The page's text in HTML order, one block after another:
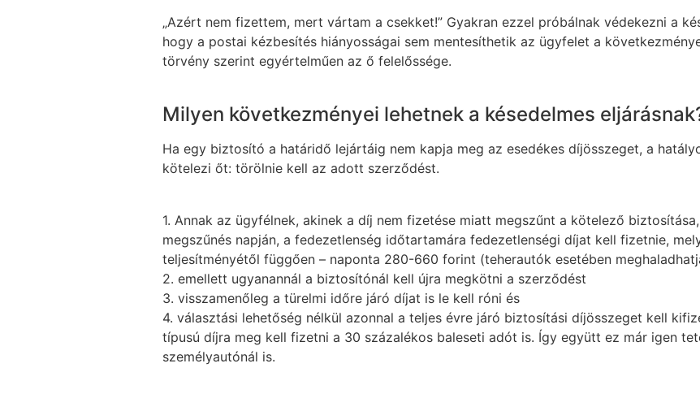
„Azért nem fizettem, mert vártam a csekket!” Gyakran ezzel próbálnak védekezni a
hogy a postai kézbesítés hiányosságai sem mentesíthetik az ügyfelet a
törvény szerint egyértelműen az ő felelőssége.
Milyen következményei lehetnek a késedelmes
Ha egy biztosító a határidő lejártáig nem kapja meg az esedékes díjösszeget, a
kötelezi őt: törölnie kell az adott szerződést.
1. Annak az ügyfélnek, akinek a díj nem fizetése miatt megszűnt a kötelező
megszűnés napján, a fedezetlenség időtartamára fedezetlenségi díjat kell fizetnie,
teljesítményétől függően – naponta 280-660 forint (teherautók esetében
2. emellett ugyanannál a biztosítónál kell újra megkötni a szerződést
3. visszamenőleg a türelmi időre járó díjat is le kell róni és
4. választási lehetőség nélkül azonnal a teljes évre járó biztosítási díjösszeget kell
típusú díjra meg kell fizetni a 30 százalékos baleseti adót is. Így együtt ez már igen
személyautónál is.